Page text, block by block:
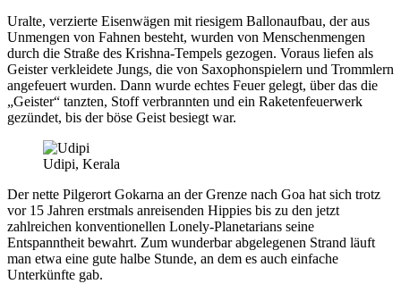
Uralte, verzierte Eisenwägen mit riesigem Ballonaufbau, der aus
Unmengen von Fahnen besteht, wurden von Menschenmengen
durch die Straße des Krishna-Tempels gezogen. Voraus liefen als
Geister verkleidete Jungs, die von Saxophonspielern und Trommlern
angefeuert wurden. Dann wurde echtes Feuer gelegt, über das die
„Geister“ tanzten, Stoff verbrannten und ein Raketenfeuerwerk
gezündet, bis der böse Geist besiegt war.
Udipi, Kerala
Der nette Pilgerort Gokarna an der Grenze nach Goa hat sich trotz
vor 15 Jahren erstmals anreisenden Hippies bis zu den jetzt
zahlreichen konventionellen Lonely-Planetarians seine
Entspanntheit bewahrt. Zum wunderbar abgelegenen Strand läuft
man etwa eine gute halbe Stunde, an dem es auch einfache
Unterkünfte gab.